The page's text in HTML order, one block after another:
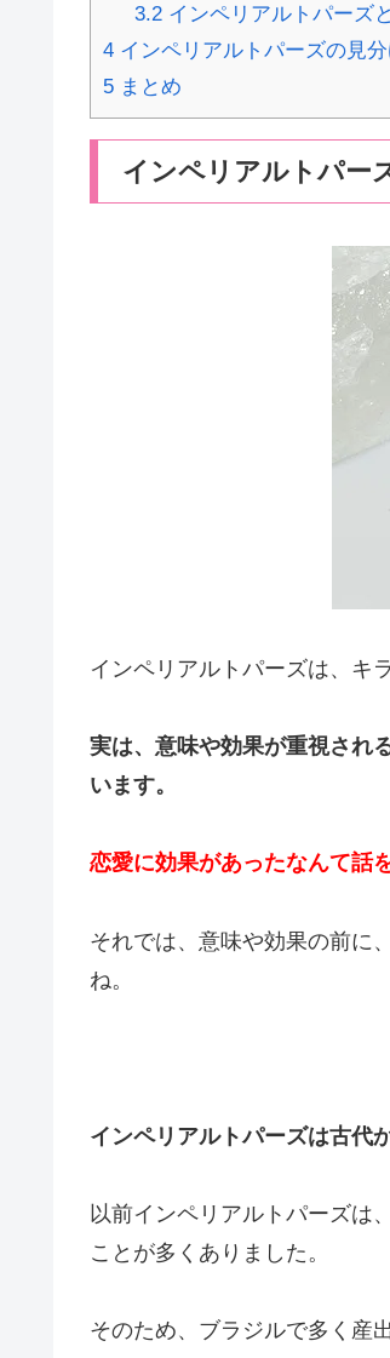
3.2インペリアルトパーズ
4 インペリアルトパーズの見
5 まとめ
インペリアルトパー
インペリアルトパーズは、キ
実は、意味や効果が重視され
います。
恋愛に効果があったなんて話
それでは、意味や効果の前に
ね。
インペリアルトパーズは古代
以前インペリアルトパーズは
ことが多くありました。
そのため、ブラジルで多く産